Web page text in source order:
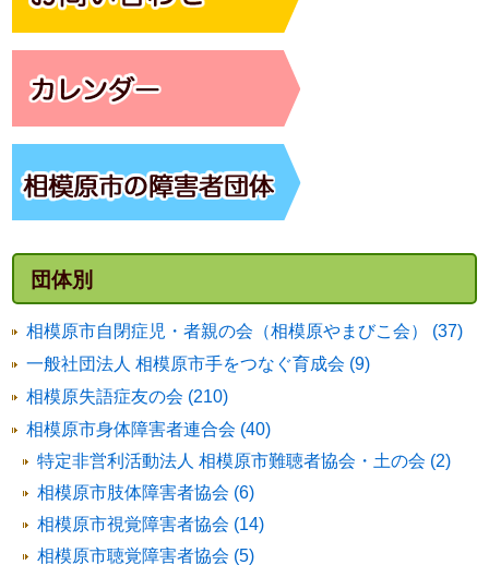
団体別
相模原市自閉症児・者親の会（相模原やまびこ会） (37)
一般社団法人 相模原市手をつなぐ育成会 (9)
相模原失語症友の会 (210)
相模原市身体障害者連合会 (40)
特定非営利活動法人 相模原市難聴者協会・土の会 (2)
相模原市肢体障害者協会 (6)
相模原市視覚障害者協会 (14)
相模原市聴覚障害者協会 (5)